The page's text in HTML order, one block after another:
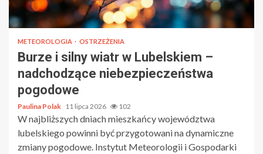
METEOROLOGIA OSTRZEŻENIA
Burze i silny wiatr w Lubelskiem –
nadchodzące niebezpieczeństwa
pogodowe
Paulina Polak 11 lipca 2026 102
W najbliższych dniach mieszkańcy województwa
lubelskiego powinni być przygotowani na dynamiczne
zmiany pogodowe. Instytut Meteorologii i Gospodarki